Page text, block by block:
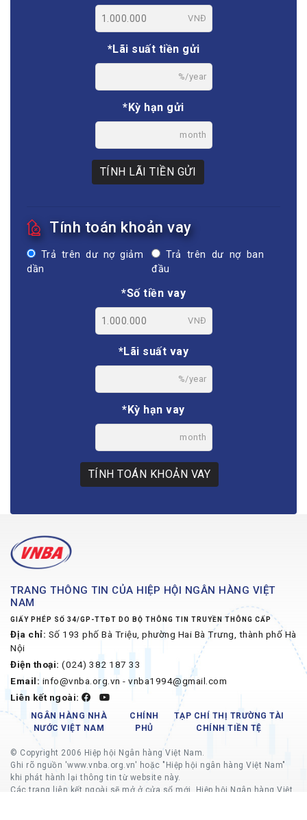
VNĐ
*Lãi suất tiền gửi
%/year
*Kỳ hạn gửi
month
TÍNH LÃI TIỀN GỬI
Tính toán khoản vay
Trả trên dư nợ giảm
dần
Trả trên dư nợ ban
đầu
*Số tiền vay
VNĐ
*Lãi suất vay
%/year
*Kỳ hạn vay
month
TÍNH TOÁN KHOẢN VAY
TRANG THÔNG TIN CỦA HIỆP HỘI NGÂN HÀNG VIỆT
NAM
GIẤY PHÉP SỐ 34/GP-TTĐT DO BỘ THÔNG TIN TRUYỀN THÔNG CẤP
Địa chỉ: Số 193 phố Bà Triệu, phường Hai Bà Trưng, thành phố Hà
Nội
Điện thoại: (024) 382 187 33
Email: info@vnba.org.vn - vnba1994@gmail.com
Liên kết ngoài:
NGÂN HÀNG NHÀ
NƯỚC VIỆT NAM
CHÍNH
PHỦ
TẠP CHÍ THỊ TRƯỜNG TÀI
CHÍNH TIỀN TỆ
© Copyright 2006 Hiệp hội Ngân hàng Việt Nam.
Ghi rõ nguồn 'www.vnba.org.vn' hoặc "Hiệp hội ngân hàng Việt Nam"
khi phát hành lại thông tin từ website này.
Các trang liên kết ngoài sẽ mở ở cửa sổ mới, Hiệp hội Ngân hàng Việt